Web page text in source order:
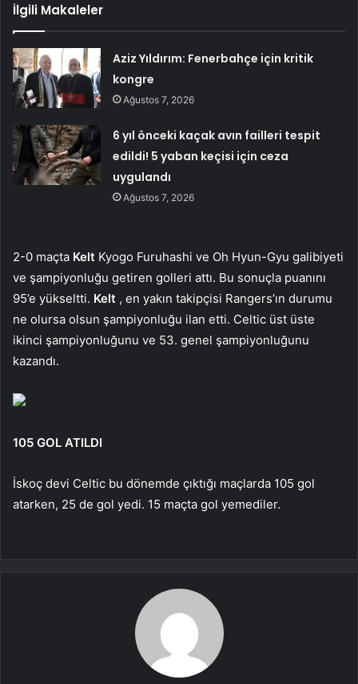
İlgili Makaleler
Aziz Yıldırım: Fenerbahçe için kritik
kongre
Ağustos 7, 2026
6 yıl önceki kaçak avın failleri tespit
edildi! 5 yaban keçisi için ceza
uygulandı
Ağustos 7, 2026
2-0 maçta Kelt Kyogo Furuhashi ve Oh Hyun-Gyu galibiyeti
ve şampiyonluğu getiren golleri attı. Bu sonuçla puanını
95’e yükseltti. Kelt , en yakın takipçisi Rangers’ın durumu
ne olursa olsun şampiyonluğu ilan etti. Celtic üst üste
ikinci şampiyonluğunu ve 53. genel şampiyonluğunu
kazandı.
105 GOL ATILDI
İskoç devi Celtic bu dönemde çıktığı maçlarda 105 gol
atarken, 25 de gol yedi. 15 maçta gol yemediler.